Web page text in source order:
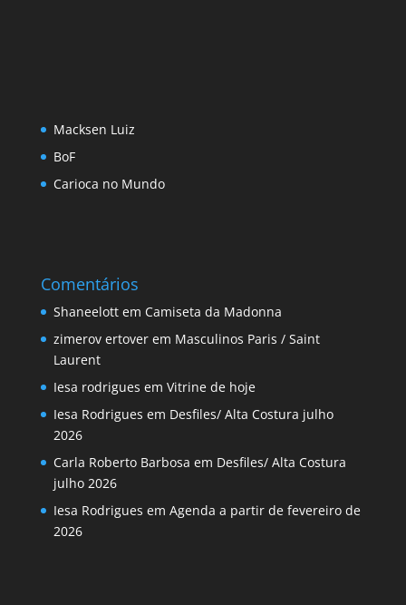
Macksen Luiz
BoF
Carioca no Mundo
Comentários
Shaneelottem Camiseta da Madonna
zimerov ertoverem Masculinos Paris / Saint
Laurent
Iesa rodrigues em Vitrine de hoje
Iesa Rodrigues em Desfiles/ Alta Costura julho
2026
Carla Roberto Barbosa em Desfiles/ Alta Costura
julho 2026
Iesa Rodrigues em Agenda a partir de fevereiro de
2026